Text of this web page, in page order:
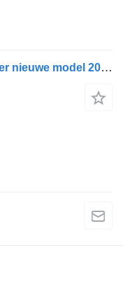
Aksoylu Autotransporter AK 4 lader nieuwe model 2026